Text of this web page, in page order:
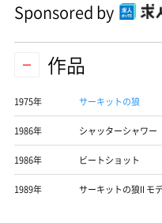
Sponsored by
作品
1975年 サーキットの狼
1986年 シャッターシャワー
1986年 ビートショット
1989年 サーキットの狼II モ